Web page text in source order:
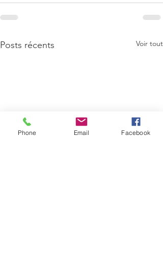
Posts récents Voir tout
Phone Email Facebook